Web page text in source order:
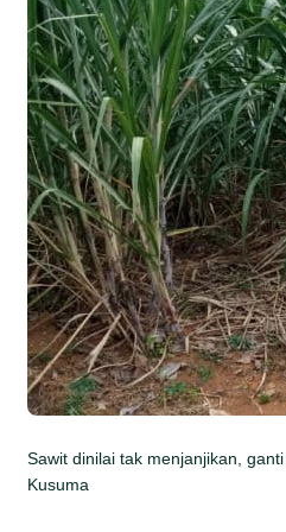
Sawit dinilai tak menjanjikan,
Kusuma